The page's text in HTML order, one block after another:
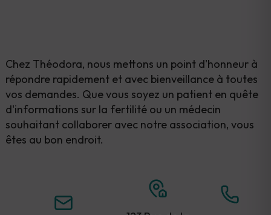
Chez Théodora, nous mettons un point d'honneur à
répondre rapidement et avec bienveillance à toutes
vos demandes. Que vous soyez un patient en quête
d'informations sur la fertilité ou un médecin
souhaitant collaborer avec notre association, vous
êtes au bon endroit.